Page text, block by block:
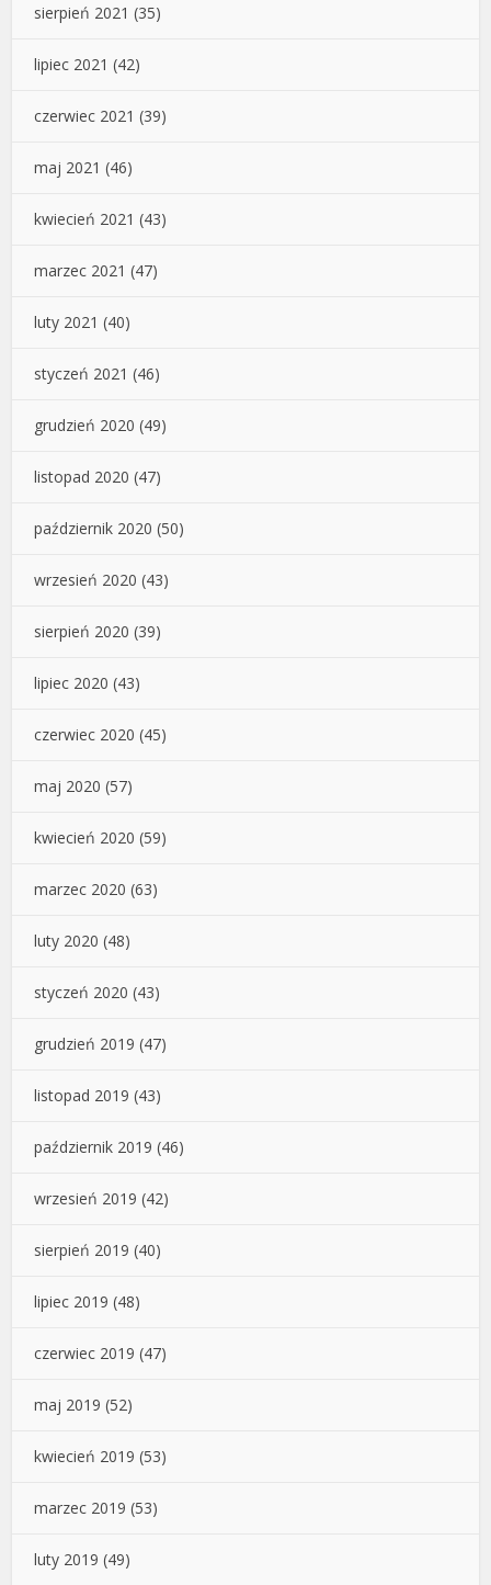
sierpień 2021 (35)
lipiec 2021 (42)
czerwiec 2021 (39)
maj 2021 (46)
kwiecień 2021 (43)
marzec 2021 (47)
luty 2021 (40)
styczeń 2021 (46)
grudzień 2020 (49)
listopad 2020 (47)
październik 2020 (50)
wrzesień 2020 (43)
sierpień 2020 (39)
lipiec 2020 (43)
czerwiec 2020 (45)
maj 2020 (57)
kwiecień 2020 (59)
marzec 2020 (63)
luty 2020 (48)
styczeń 2020 (43)
grudzień 2019 (47)
listopad 2019 (43)
październik 2019 (46)
wrzesień 2019 (42)
sierpień 2019 (40)
lipiec 2019 (48)
czerwiec 2019 (47)
maj 2019 (52)
kwiecień 2019 (53)
marzec 2019 (53)
luty 2019 (49)